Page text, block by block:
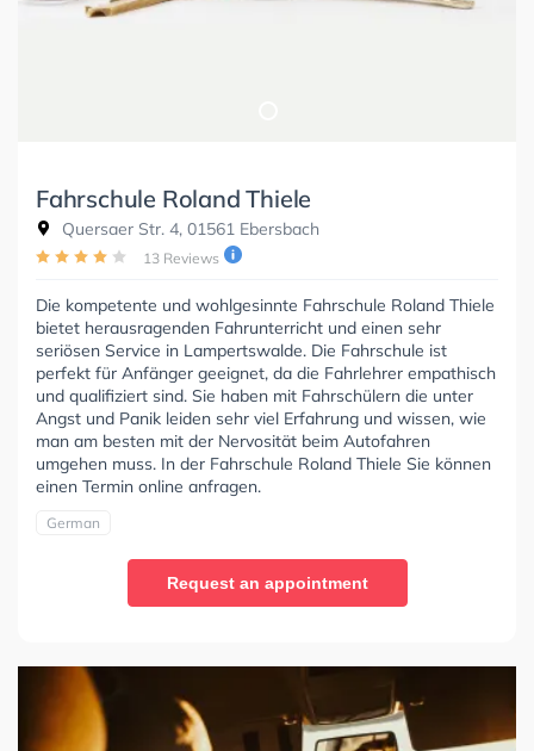
Fahrschule Roland Thiele
Quersaer Str. 4, 01561 Ebersbach
13 Reviews
Die kompetente und wohlgesinnte Fahrschule Roland Thiele
bietet herausragenden Fahrunterricht und einen sehr
seriösen Service in Lampertswalde. Die Fahrschule ist
perfekt für Anfänger geeignet, da die Fahrlehrer empathisch
und qualifiziert sind. Sie haben mit Fahrschülern die unter
Angst und Panik leiden sehr viel Erfahrung und wissen, wie
man am besten mit der Nervosität beim Autofahren
umgehen muss. In der Fahrschule Roland Thiele Sie können
einen Termin online anfragen.
German
Request an appointment